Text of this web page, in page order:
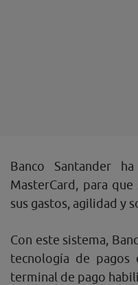
Banco Santander
MasterCard, para
sus gastos, agilidad y
Con este sistema,
tecnología de pagos
terminal de pago